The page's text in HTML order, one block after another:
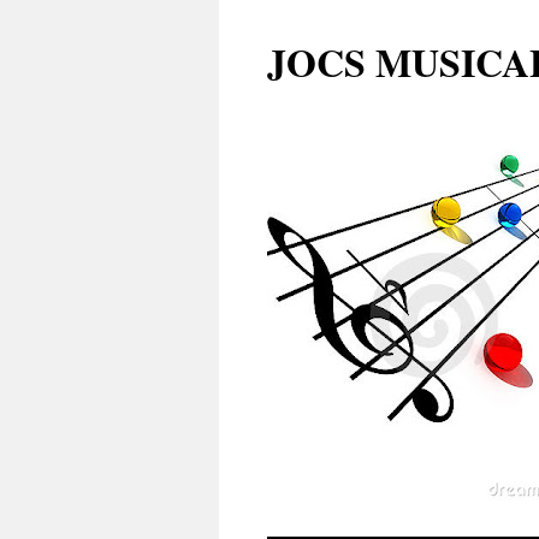
JOCS